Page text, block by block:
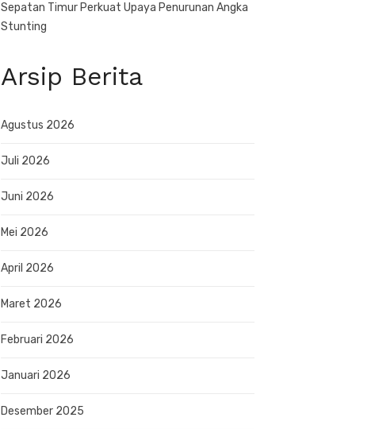
Sepatan Timur Perkuat Upaya Penurunan Angka
Stunting
Arsip Berita
Agustus 2026
Juli 2026
Juni 2026
Mei 2026
April 2026
Maret 2026
Februari 2026
Januari 2026
Desember 2025